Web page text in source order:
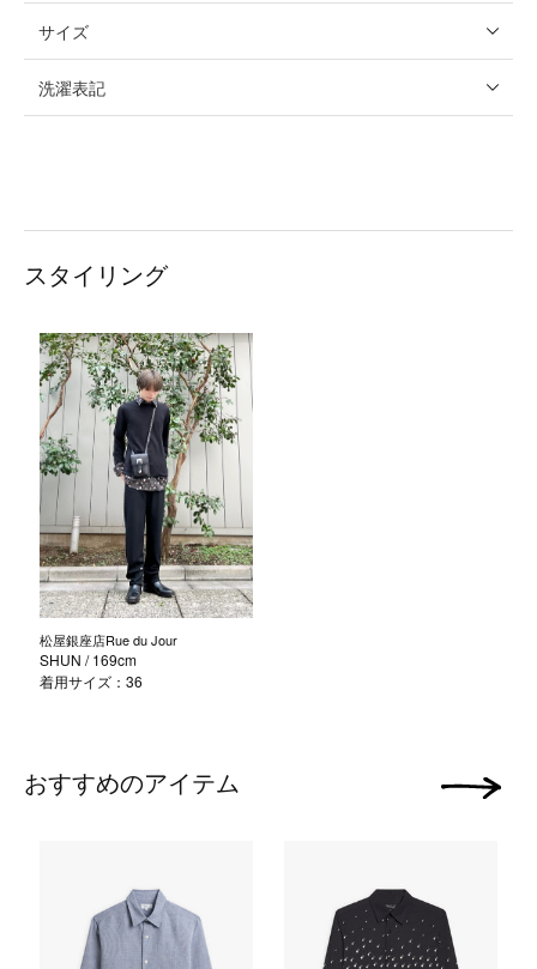
サイズ
洗濯表記
スタイリング
松屋銀座店Rue du Jour
SHUN / 169cm
着用サイズ：36
おすすめのアイテム 次の画像